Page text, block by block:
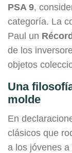
PSA 9,
categoría. La
Paul un
de los
objetos
Una
molde
En
clásicos que
a los jóvenes